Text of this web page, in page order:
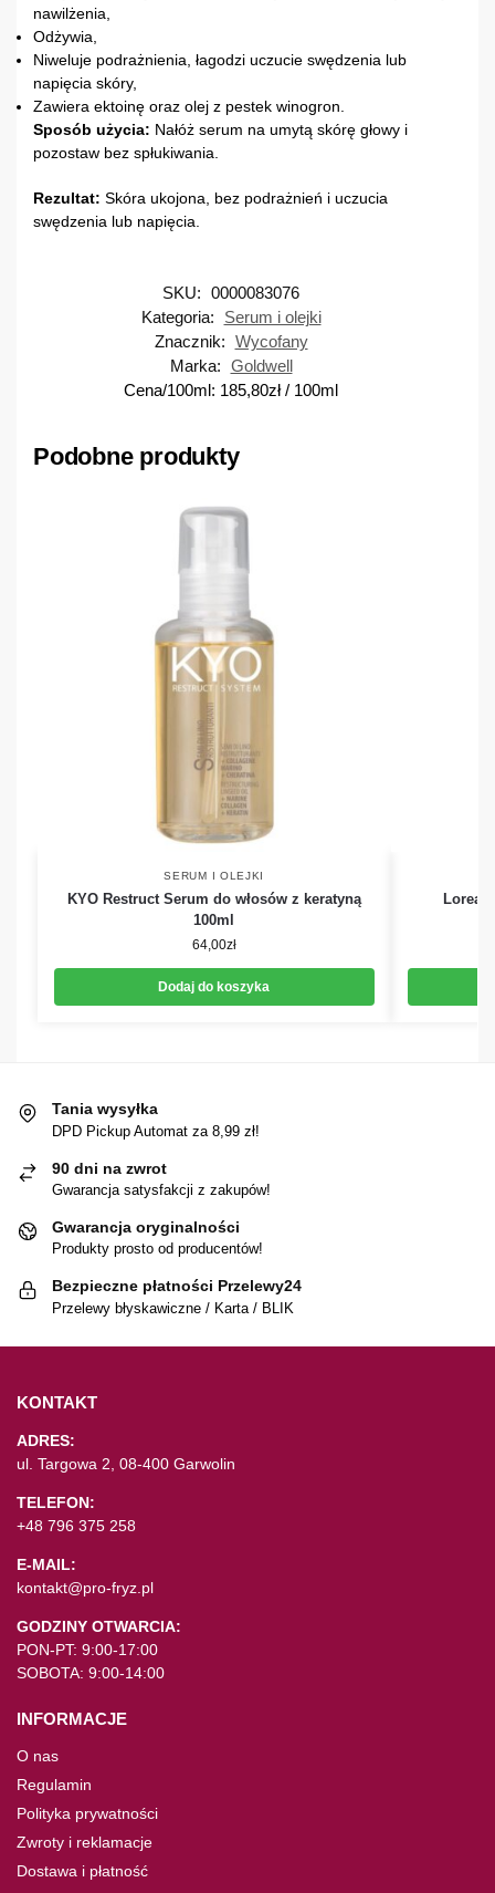
nawilżenia,
Odżywia,
Niweluje podrażnienia, łagodzi uczucie swędzenia lub
napięcia skóry,
Zawiera ektoinę oraz olej z pestek winogron.
Sposób użycia: Nałóż serum na umytą skórę głowy i
pozostaw bez spłukiwania.
Rezultat: Skóra ukojona, bez podrażnień i uczucia
swędzenia lub napięcia.
SKU: 0000083076
Kategoria:
Serum i olejki
Znacznik: Wycofany
Marka: Goldwell
Cena/100ml: 185,80zł/ 100ml
Podobne produkty
SERUM I OLEJKI
KYO Restruct Serum do włosów z keratyną
100ml
64,00zł
Dodaj do koszyka
Loreal
Tania wysyłka
DPD Pickup Automat za 8,99 zł!
90 dni na zwrot
Gwarancja satysfakcji z zakupów!
Gwarancja oryginalności
Produkty prosto od producentów!
Bezpieczne płatności Przelewy24
Przelewy błyskawiczne / Karta / BLIK
KONTAKT
ADRES:
ul. Targowa 2, 08-400 Garwolin
TELEFON:
+48 796 375 258
E-MAIL:
kontakt@pro-fryz.pl
GODZINY OTWARCIA:
PON-PT: 9:00-17:00
SOBOTA: 9:00-14:00
INFORMACJE
O nas
Regulamin
Polityka prywatności
Zwroty i reklamacje
Dostawa i płatność